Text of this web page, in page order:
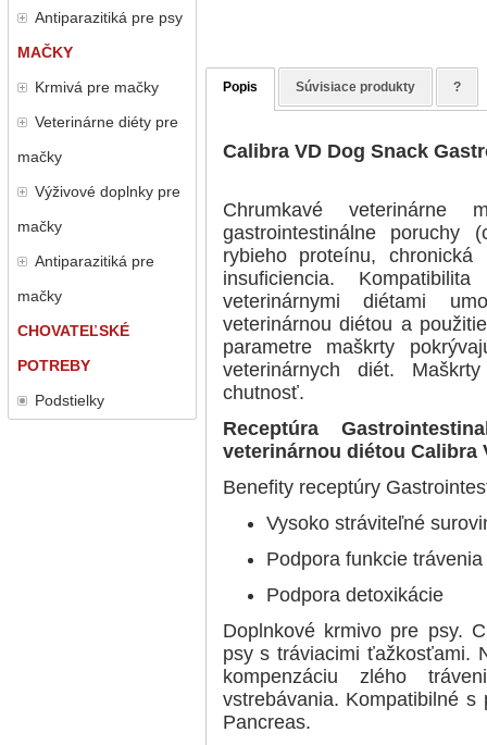
Antiparazitiká pre psy
MAČKY
Krmivá pre mačky
Veterinárne diéty pre
mačky
Výživové doplnky pre
mačky
Antiparazitiká pre
mačky
CHOVATEĽSKÉ
POTREBY
Podstielky
Popis Súvisiace produkty ?
Calibra VD Dog Snack
Chrumkavé veterinárne
gastrointestinálne poruchy
rybieho proteínu, chronická
insuficiencia.
veterinárnymi diétami
veterinárnou diétou a
parametre maškrty
veterinárnych diét.
chutnosť.
Receptúra
veterinárnou diétou Calibra
Benefity receptúry
Vysoko stráviteľné
Podpora funkcie trávenia
Podpora detoxikácie
Doplnkové krmivo pre psy.
psy s tráviacimi ťažkosťami.
kompenzáciu zlého
vstrebávania. Kompatibilné
Pancreas.